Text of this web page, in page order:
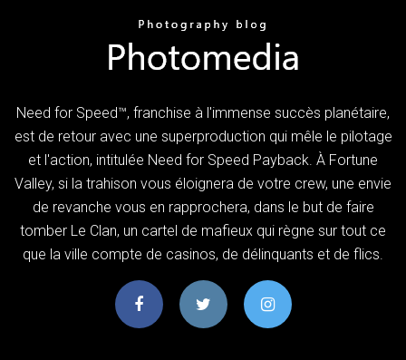
Need for Speed™, franchise à l'immense succès planétaire,
est de retour avec une superproduction qui mêle le pilotage
et l'action, intitulée Need for Speed Payback. À Fortune
Valley, si la trahison vous éloignera de votre crew, une envie
de revanche vous en rapprochera, dans le but de faire
tomber Le Clan, un cartel de mafieux qui règne sur tout ce
que la ville compte de casinos, de délinquants et de flics.